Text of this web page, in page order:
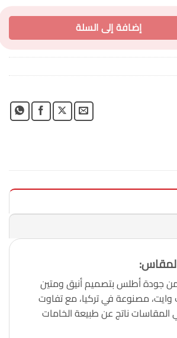
إضافة إلى السلة
جودة أطلس بتصميم أنيق ومتين
مصنوعة في تركيا، مع تفاوت
ناتج عن طبيعة الخامات